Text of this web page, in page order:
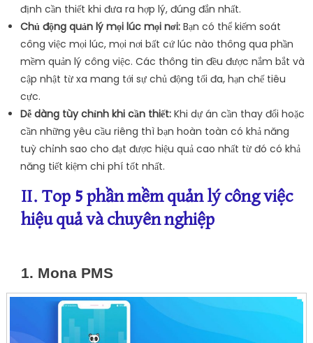
định cần thiết khi đưa ra hợp lý, đúng đắn nhất.
Chủ động quản lý mọi lúc mọi nơi:Bạn có thể kiếm soát
công việc mọi lúc, mọi nơi bất cứ lúc nào thông qua phần
mềm quản lý công việc. Các thông tin đều được nắm bắt và
cập nhật từ xa mang tới sự chủ động tối đa, hạn chế tiêu
cực.
Dễ dàng tùy chỉnh khi cần thiết:Khi dự án cần thay đổi hoặc
cần những yêu cầu riêng thì bạn hoàn toàn có khả năng
tuỳ chỉnh sao cho đạt được hiệu quả cao nhất từ đó có khả
năng tiết kiệm chi phí tốt nhất.
II. Top 5 phần mềm quản lý công việc
hiệu quả và chuyên nghiệp
1. Mona PMS